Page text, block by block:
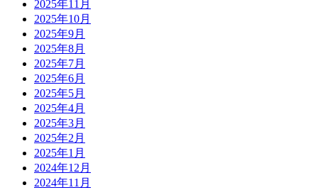
2025年11月
2025年10月
2025年9月
2025年8月
2025年7月
2025年6月
2025年5月
2025年4月
2025年3月
2025年2月
2025年1月
2024年12月
2024年11月